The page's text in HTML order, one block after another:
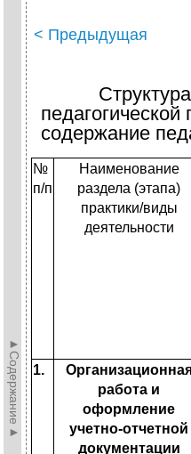
►Содержание►
< Предыдущая
педагогической
содержание
№
п/п
Наименование
раздела (этапа)
практики/виды
деятельности
1.
работа и
оформление
учетно-отчетной
документации